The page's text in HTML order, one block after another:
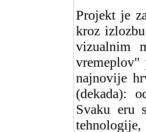
Projekt je
kroz
vizualnim
vremeplov"
najnovije
(dekada):
Svaku eru